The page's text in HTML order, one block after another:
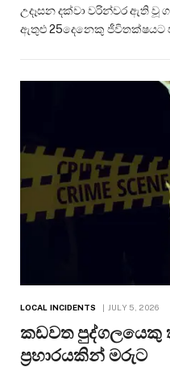
උදෑසන දක්වා වරින්වර ඇති වූ
ඇතුළු 25දෙනෙකු ජීවිතක්ෂයට
LOCAL INCIDENTS JULY 5, 2026
කඩවත
ප්‍රහාරයකින් මරුට